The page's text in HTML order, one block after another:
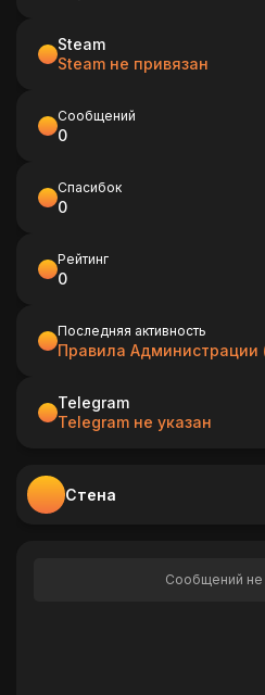
Steam
Steam не привязан
Сообщений
0
Спасибок
0
Рейтинг
0
Последняя активность
Правила
Telegram
Telegram не указан
Стена
Сообщений не